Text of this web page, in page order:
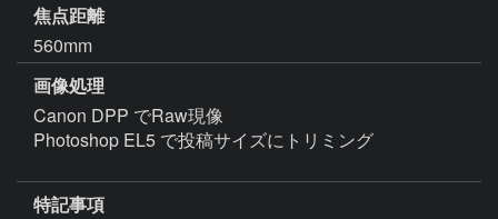
焦点距離
560mm
画像処理
Canon DPP でRaw現像
Photoshop EL5 で投稿サイズにトリミング
特記事項